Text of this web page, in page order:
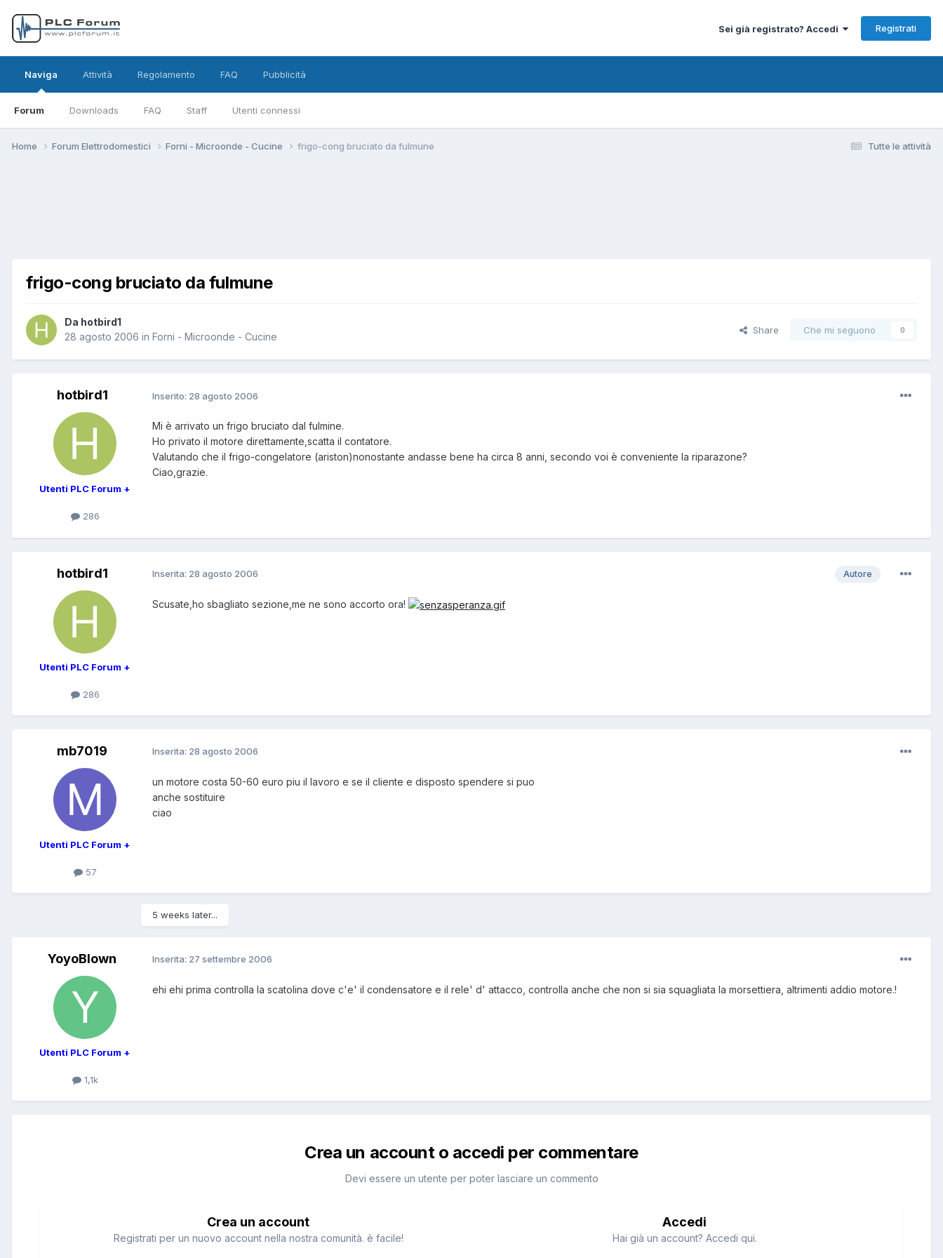
Sei già registrato? Accedi Registrati
Naviga
Forum Downloads FAQ Staff Utenti connessi
Attività Regolamento FAQ Pubblicità
Tutte le attività
Home Forum Elettrodomestici Forni - Microonde - Cucine frigo-cong bruciato da fulmune
frigo-cong bruciato da fulmune
Da hotbird1
28 agosto 2006 in Forni - Microonde - Cucine
Share Che mi seguono 0
hotbird1
Utenti PLC Forum +
286
Inserito: 28 agosto 2006
Mi è arrivato un frigo bruciato dal fulmine.
Ho privato il motore direttamente,scatta il contatore.
Valutando che il frigo-congelatore (ariston)nonostante andasse bene ha circa 8 anni, secondo voi è conveniente la riparazone?
Ciao,grazie.
hotbird1
Utenti PLC Forum +
286
Autore
Inserita: 28 agosto 2006
Scusate,ho sbagliato sezione,me ne sono accorto ora!
mb7019
Utenti PLC Forum +
57
Inserita: 28 agosto 2006
un motore costa 50-60 euro piu il lavoro e se il cliente e disposto spendere si puo
anche sostituire
ciao
5 weeks later...
YoyoBlown
Utenti PLC Forum +
1,1k
Inserita: 27 settembre 2006
ehi ehi prima controlla la scatolina dove c'e' il condensatore e il rele' d' attacco, controlla anche che non si sia squagliata la morsettiera, altrimenti addio motore.!
Crea un account o accedi per commentare
Devi essere un utente per poter lasciare un commento
Crea un account
Registrati per un nuovo account nella nostra comunità. è facile!
Accedi
Hai già un account? Accedi qui.